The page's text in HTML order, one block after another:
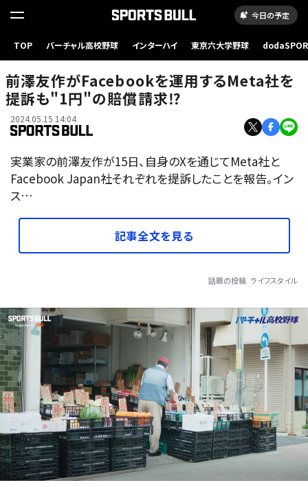
今日の予定
TOP バーチャル高校野球 インターハイ 東京六大学野球
前澤友作がFacebookを運用するMeta社を
提訴も"1円"の賠償請求⁉︎
2024.05.15 14:04
実業家の前澤友作が15日、自身のXを通じてMeta社と
Facebook Japan社それぞれを提訴したことを報告。イン
ス…
記事全文を見る
話題の投稿 ライフスタイル